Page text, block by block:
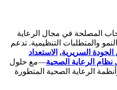
المصلحة في مجال الرعاية
والمتطلبات التنظيمية. تدعم
السريرية, الاستعداد
نظام الرعاية الصحية—مع حلول
الرعاية الصحية المتطورة